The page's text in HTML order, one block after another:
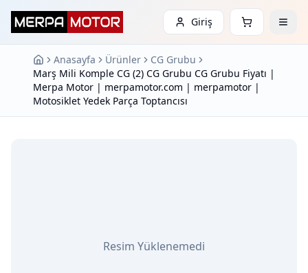
Giriş
Anasayfa Ürünler
CG Grubu
Marş Mili Komple CG (2) CG Grubu CG Grubu Fiyatı |
Merpa Motor | merpamotor.com | merpamotor |
Motosiklet Yedek Parça Toptancısı
Resim Yüklenemedi